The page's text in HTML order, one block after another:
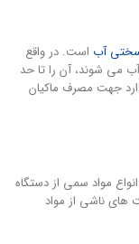
آب است. در واقع
می شوند، آن را تا حد
جهت مصرف ماکیان
مواد سمی از دستگاه
های ناشی از مواد